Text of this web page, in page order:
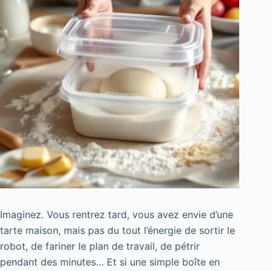
Imaginez. Vous rentrez tard, vous avez envie d’une
tarte maison, mais pas du tout l’énergie de sortir le
robot, de fariner le plan de travail, de pétrir
pendant des minutes… Et si une simple boîte en